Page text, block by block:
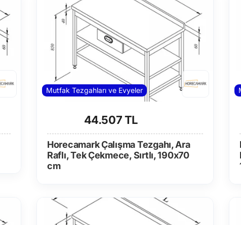
Mutfak Tezgahları ve Evyeler
44.507 TL
Horecamark Çalışma Tezgahı, Ara
Raflı, Tek Çekmece, Sırtlı, 190x70
cm